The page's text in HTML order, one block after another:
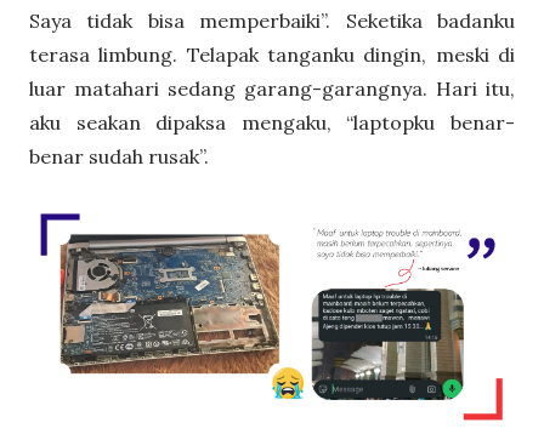
Saya tidak bisa memperbaiki”. Seketika badanku
terasa limbung. Telapak tanganku dingin, meski di
luar matahari sedang garang-garangnya. Hari itu,
aku seakan dipaksa mengaku, “laptopku benar-
benar sudah rusak”.